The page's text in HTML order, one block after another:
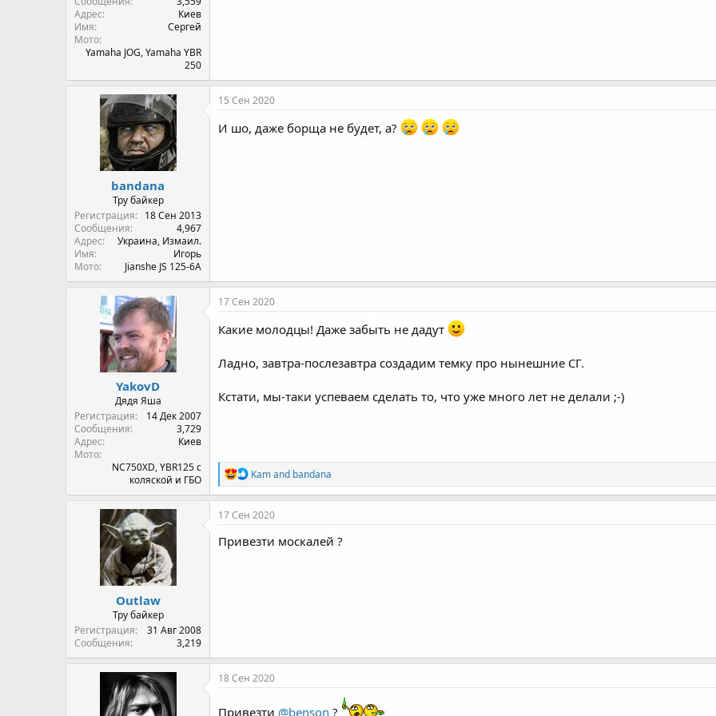
Адрес
Киев
Имя
Сергей
Мото
Yamaha JOG, Yamaha YBR
250
bandana
Тру байкер
Регистрация
18 Сен 2013
Сообщения
4,967
Адрес
Украина, Измаил.
Имя
Игорь
Мото
Jianshe JS 125-6A
15 Сен 2020
И шо, даже борща не будет, а?
YakovD
Дядя Яша
Регистрация
14 Дек 2007
Сообщения
3,729
Адрес
Киев
Мото
NC750XD, YBR125 с
коляской и ГБО
17 Сен 2020
Какие молодцы! Даже забыть не дадут
Ладно, завтра-послезавтра создадим темку про нынешние СГ.
Кстати, мы-таки успеваем сделать то, что уже много лет не делали ;-)
R
e
a
c
i
o
Kamand bandana
Outlaw
Тру байкер
Регистрация
31 Авг 2008
Сообщения
3,219
17 Сен 2020
Привезти москалей ?
18 Сен 2020
Привезти @benson ?